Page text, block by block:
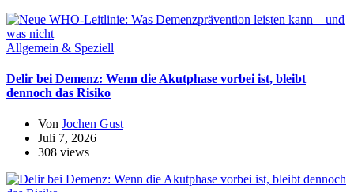
Allgemein & Speziell
Delir bei Demenz: Wenn die Akutphase vorbei ist, bleibt
dennoch das Risiko
Von Jochen Gust
Juli 7, 2026
308 views